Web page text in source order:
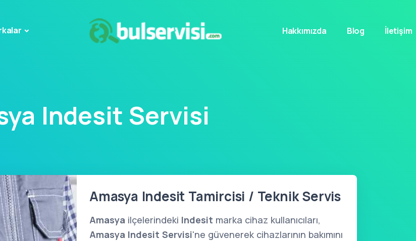
Hakkımızda Blog İletişim
Indesit Servisi
Amasya Indesit Tamircisi / Teknik Servis
Amasya ilçelerindeki Indesit marka cihaz kullanıcıları,
Amasya Indesit Servisi'ne güvenerek cihazlarının bakımını